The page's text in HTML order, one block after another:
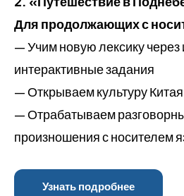
Для продолжающих с
— Учим новую лексику через
интерактивные задания
— Открываем культуру
— Отрабатываем
произношения с носителем
Узнать подробнее